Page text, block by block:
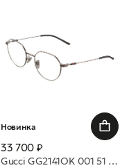
Новинка
33 700 ₽
Gucci GG2141OK 001 51 оправа